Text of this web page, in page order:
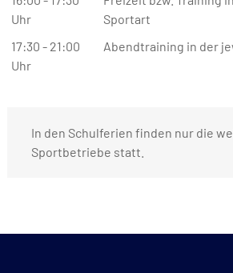
Uhr
Sportart
17:30 - 21:00
Uhr
Abendtraining in der
In den Schulferien finden nur die
Sportbetriebe statt.